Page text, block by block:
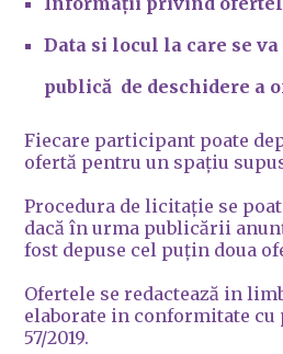
Data si locul la care se
publică de deschidere a
Fiecare participant poate
ofertă pentru un spațiu
Procedura de licitație se
dacă în urma publicării
fost depuse cel puțin doua
Ofertele se redactează in
elaborate in conformitate cu
57/2019.